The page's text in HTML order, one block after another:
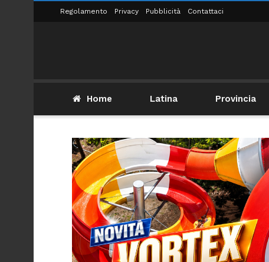
Regolamento Privacy Pubblicità Contattaci
Home Latina Provincia